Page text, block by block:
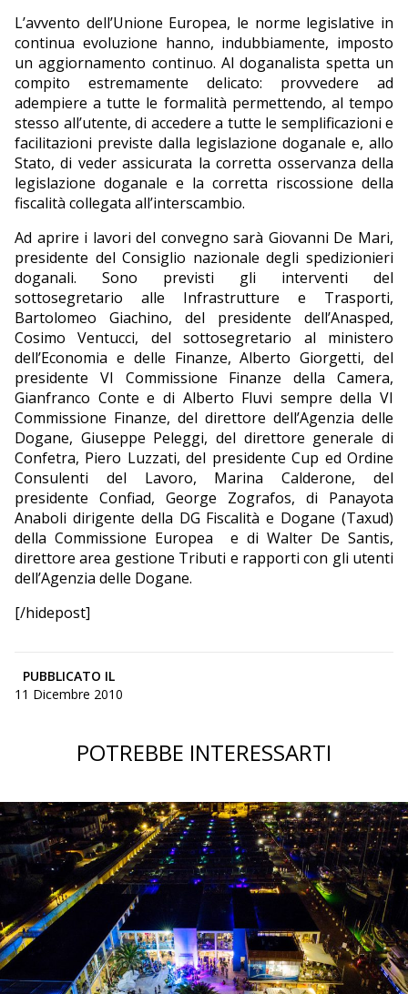
L’avvento dell’Unione Europea, le norme legislative in
continua evoluzione hanno, indubbiamente, imposto
un aggiornamento continuo. Al doganalista spetta un
compito estremamente delicato: provvedere ad
adempiere a tutte le formalità permettendo, al tempo
stesso all’utente, di accedere a tutte le semplificazioni e
facilitazioni previste dalla legislazione doganale e, allo
Stato, di veder assicurata la corretta osservanza della
legislazione doganale e la corretta riscossione della
fiscalità collegata all’interscambio.
Ad aprire i lavori del convegno sarà Giovanni De Mari,
presidente del Consiglio nazionale degli spedizionieri
doganali. Sono previsti gli interventi del
sottosegretario alle Infrastrutture e Trasporti,
Bartolomeo Giachino, del presidente dell’Anasped,
Cosimo Ventucci, del sottosegretario al ministero
dell’Economia e delle Finanze, Alberto Giorgetti, del
presidente VI Commissione Finanze della Camera,
Gianfranco Conte e di Alberto Fluvi sempre della VI
Commissione Finanze, del direttore dell’Agenzia delle
Dogane, Giuseppe Peleggi, del direttore generale di
Confetra, Piero Luzzati, del presidente Cup ed Ordine
Consulenti del Lavoro, Marina Calderone, del
presidente Confiad, George Zografos, di Panayota
Anaboli dirigente della DG Fiscalità e Dogane (Taxud)
della Commissione Europea e di Walter De Santis,
direttore area gestione Tributi e rapporti con gli utenti
dell’Agenzia delle Dogane.
[/hidepost]
PUBBLICATO IL
11 Dicembre 2010
POTREBBE INTERESSARTI